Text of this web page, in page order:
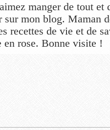
manger de tout
mon blog. Maman
recettes de vie et de
rose. Bonne visite !